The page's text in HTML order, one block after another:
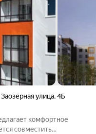
Заозёрная улица,4Б
комфортное